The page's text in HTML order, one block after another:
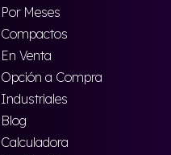
Por Meses
Compactos
En Venta
Opción a Compra
Industriales
Blog
Calculadora